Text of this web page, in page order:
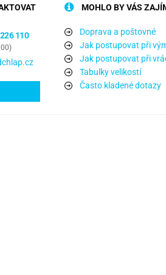
110
MOHLO BY VÁS
Doprava a poštovné
Jak postupovat při
Jak postupovat při
Tabulky velikostí
Často kladené dotazy